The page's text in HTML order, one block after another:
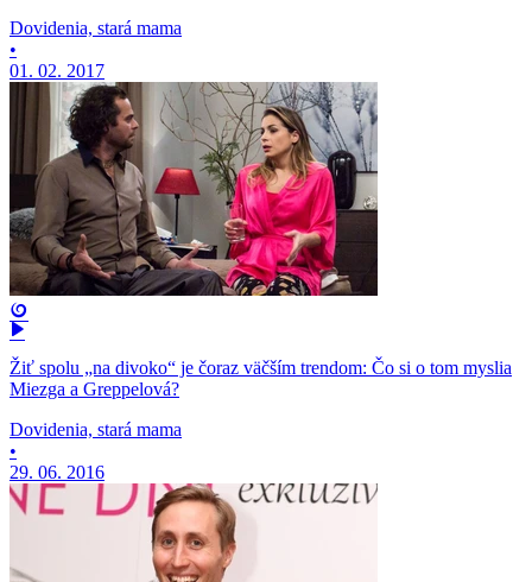
Dovidenia, stará mama
•
01. 02. 2017
Žiť spolu „na divoko“ je čoraz väčším trendom: Čo si o tom myslia
Miezga a Greppelová?
Dovidenia, stará mama
•
29. 06. 2016